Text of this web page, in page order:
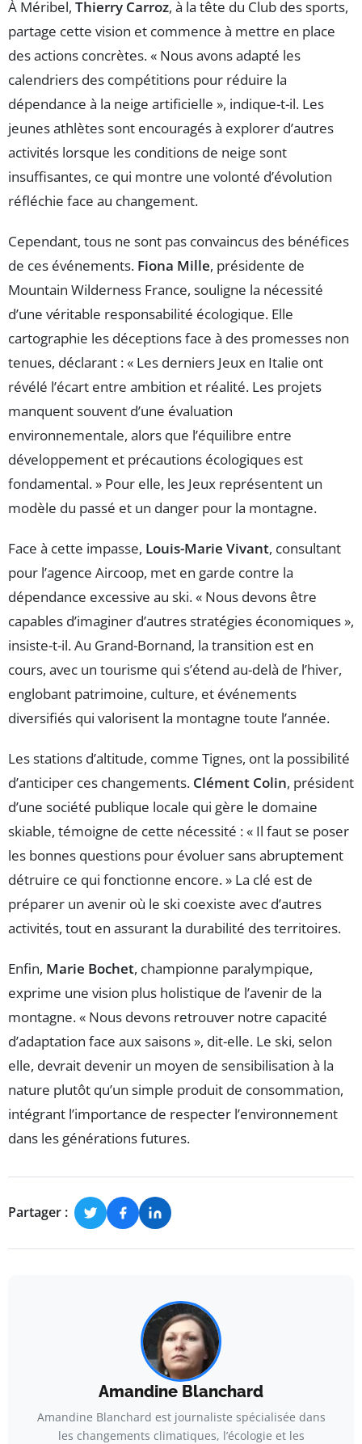
À Méribel, Thierry Carroz, à la tête du Club des sports,
partage cette vision et commence à mettre en place
des actions concrètes. « Nous avons adapté les
calendriers des compétitions pour réduire la
dépendance à la neige artificielle », indique-t-il. Les
jeunes athlètes sont encouragés à explorer d’autres
activités lorsque les conditions de neige sont
insuffisantes, ce qui montre une volonté d’évolution
réfléchie face au changement.
Cependant, tous ne sont pas convaincus des bénéfices
de ces événements. Fiona Mille, présidente de
Mountain Wilderness France, souligne la nécessité
d’une véritable responsabilité écologique. Elle
cartographie les déceptions face à des promesses non
tenues, déclarant : « Les derniers Jeux en Italie ont
révélé l’écart entre ambition et réalité. Les projets
manquent souvent d’une évaluation
environnementale, alors que l’équilibre entre
développement et précautions écologiques est
fondamental. » Pour elle, les Jeux représentent un
modèle du passé et un danger pour la montagne.
Face à cette impasse, Louis-Marie Vivant, consultant
pour l’agence Aircoop, met en garde contre la
dépendance excessive au ski. « Nous devons être
capables d’imaginer d’autres stratégies économiques »,
insiste-t-il. Au Grand-Bornand, la transition est en
cours, avec un tourisme qui s’étend au-delà de l’hiver,
englobant patrimoine, culture, et événements
diversifiés qui valorisent la montagne toute l’année.
Les stations d’altitude, comme Tignes, ont la possibilité
d’anticiper ces changements. Clément Colin, président
d’une société publique locale qui gère le domaine
skiable, témoigne de cette nécessité : « Il faut se poser
les bonnes questions pour évoluer sans abruptement
détruire ce qui fonctionne encore. » La clé est de
préparer un avenir où le ski coexiste avec d’autres
activités, tout en assurant la durabilité des territoires.
Enfin, Marie Bochet, championne paralympique,
exprime une vision plus holistique de l’avenir de la
montagne. « Nous devons retrouver notre capacité
d’adaptation face aux saisons », dit-elle. Le ski, selon
elle, devrait devenir un moyen de sensibilisation à la
nature plutôt qu’un simple produit de consommation,
intégrant l’importance de respecter l’environnement
dans les générations futures.
Partager :
Amandine Blanchard
Amandine Blanchard est journaliste spécialisée dans
les changements climatiques, l’écologie et les